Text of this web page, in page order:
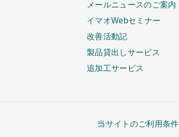
メールニュースのご案内
イマオWebセミナー
改善活動記
製品貸出しサービス
追加工サービス
当サイトのご利用条件